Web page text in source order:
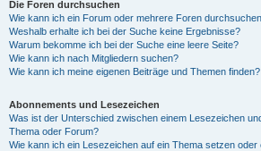
Die Foren durchsuchen
Wie kann ich ein Forum oder mehrere Foren
Weshalb erhalte ich bei der Suche keine Ergebnisse?
Warum bekomme ich bei der Suche eine leere Seite?
Wie kann ich nach Mitgliedern suchen?
Wie kann ich meine eigenen Beiträge und Themen finden?
Abonnements und Lesezeichen
Was ist der Unterschied zwischen einem Lesezeichen
Thema oder Forum?
Wie kann ich ein Lesezeichen auf ein Thema setzen oder